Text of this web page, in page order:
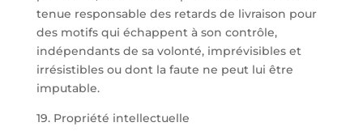
tenue responsable des retards de livraison pour
des motifs qui échappent à son contrôle,
indépendants de sa volonté, imprévisibles et
irrésistibles ou dont la faute ne peut lui être
imputable.
19. Propriété intellectuelle